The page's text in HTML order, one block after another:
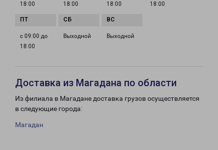
18:00
18:00
18:00
18:00
с 09:00 до
18:00
Выходной Выходной
Доставка из Магадана по области
Из филиала в Магадане доставка грузов осуществляется
в следующие города:
Магадан